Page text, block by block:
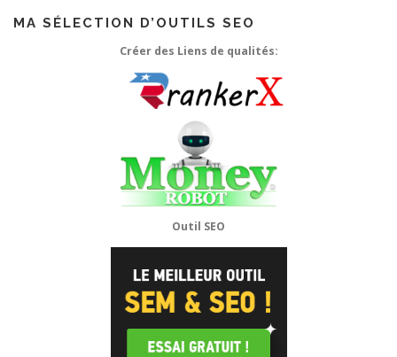
MA SÉLECTION D’OUTILS SEO
Créer des Liens de qualités:
Outil SEO